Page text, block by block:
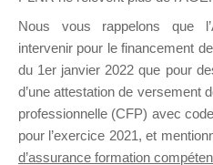
Ce groupe est destiné
Propositions Mallette du
Ce groupe propose un
Nous vous rappelons que
intervenir pour le financement
du 1er janvier 2022 que pour
d’une attestation de versement
professionnelle (CFP) avec
pour l’exercice 2021, et
d’assurance formation